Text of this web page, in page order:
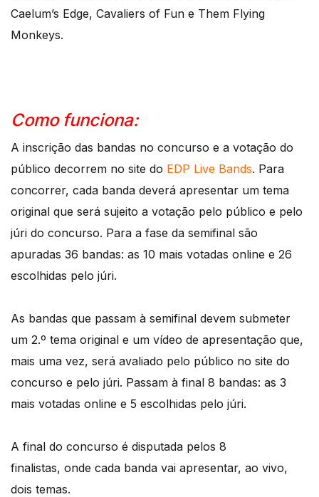
Caelum’s Edge, Cavaliers of Fun e Them Flying
Monkeys.
Como funciona:
A inscrição das bandas no concurso e a votação do
público decorrem no site do EDP Live Bands. Para
concorrer, cada banda deverá apresentar um tema
original que será sujeito a votação pelo público e pelo
júri do concurso. Para a fase da semifinal são
apuradas 36 bandas: as 10 mais votadas online e 26
escolhidas pelo júri.
As bandas que passam à semifinal devem submeter
um 2.º tema original e um vídeo de apresentação que,
mais uma vez, será avaliado pelo público no site do
concurso e pelo júri. Passam à final 8 bandas: as 3
mais votadas online e 5 escolhidas pelo júri.
A final do concurso é disputada pelos 8
finalistas, onde cada banda vai apresentar, ao vivo,
dois temas.